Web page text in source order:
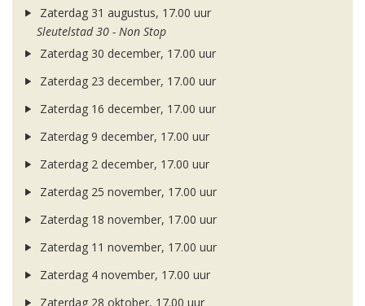
Zaterdag 31 augustus, 17.00 uur
Sleutelstad 30 - Non Stop
Zaterdag 30 december, 17.00 uur
Zaterdag 23 december, 17.00 uur
Zaterdag 16 december, 17.00 uur
Zaterdag 9 december, 17.00 uur
Zaterdag 2 december, 17.00 uur
Zaterdag 25 november, 17.00 uur
Zaterdag 18 november, 17.00 uur
Zaterdag 11 november, 17.00 uur
Zaterdag 4 november, 17.00 uur
Zaterdag 28 oktober, 17.00 uur